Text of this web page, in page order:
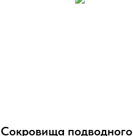
Сокровища подводного